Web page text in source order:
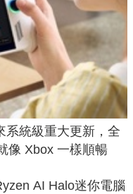
系統級重大更新，全
像 Xbox 一樣順暢
AI Halo迷你電腦